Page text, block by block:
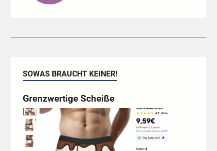
SOWAS BRAUCHT KEINER!
Grenzwertige Scheiße